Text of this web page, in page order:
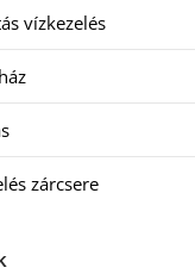
vízkezelés
zárcsere